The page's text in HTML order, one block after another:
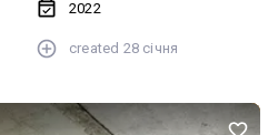
аптека, лікарня, громадський
2022
created 28 січня